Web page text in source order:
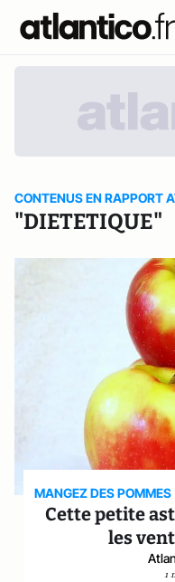
CONTENUS EN RAPPORT
"DIETETIQUE"
MANGEZ DES POMMES
Cette petite
les
1